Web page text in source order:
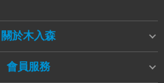
關於木入森
會員服務